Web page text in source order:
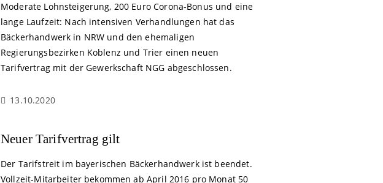
Moderate Lohnsteigerung, 200 Euro Corona-Bonus und eine
lange Laufzeit: Nach intensiven Verhandlungen hat das
Bäckerhandwerk in NRW und den ehemaligen
Regierungsbezirken Koblenz und Trier einen neuen
Tarifvertrag mit der Gewerkschaft NGG abgeschlossen.
13.10.2020
Neuer Tarifvertrag gilt
Der Tarifstreit im bayerischen Bäckerhandwerk ist beendet.
Vollzeit-Mitarbeiter bekommen ab April 2016 pro Monat 50